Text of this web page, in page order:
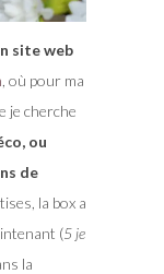
site web
, où pour ma
je cherche
ou
de
la box a
(5 je
la